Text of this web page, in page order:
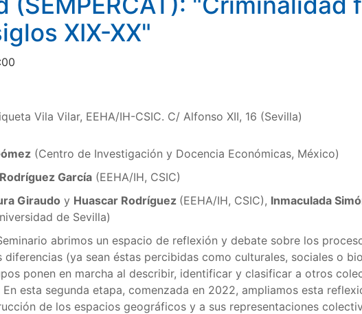
XIX-XX"
Vila Vilar, EEHA/IH-CSIC. C/ Alfonso XII, 16 (Sevilla)
(Centro de Investigación y Docencia Económicas, México)
García (EEHA/IH, CSIC)
Giraudo y Huascar Rodríguez (EEHA/IH, CSIC), Inmaculada
de Sevilla)
abrimos un espacio de reflexión y debate sobre los
diferencias (ya sean éstas percibidas como culturales, sociales o
ponen en marcha al describir, identificar y clasificar a otros
esta segunda etapa, comenzada en 2022, ampliamos esta
de los espacios geográficos y a sus representaciones